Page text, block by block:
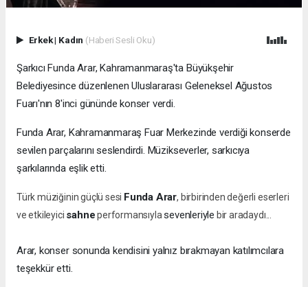
Erkek| Kadın (Haberi Sesli Oku)
Şarkıcı Funda Arar, Kahramanmaraş'ta Büyükşehir
Belediyesince düzenlenen Uluslararası Geleneksel Ağustos
Fuarı'nın 8'inci gününde konser verdi.
Funda Arar, Kahramanmaraş Fuar Merkezinde verdiği konserde
sevilen parçalarını seslendirdi. Müzikseverler, sarkıcıya
şarkılarında eşlik etti.
Türk müziğinin güçlü sesi Funda Arar, birbirinden değerli eserleri
ve etkileyici sahneperformansıylasevenleriyle bir aradaydı...
Arar, konser sonunda kendisini yalnız bırakmayan katılımcılara
teşekkür etti.